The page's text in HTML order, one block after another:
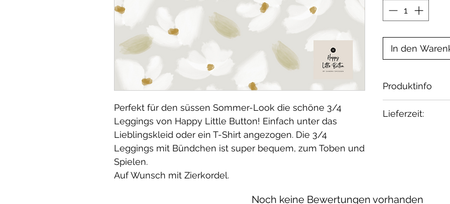
Perfekt für den süssen Sommer-Look die schöne 3/4
Leggings von Happy Little Button! Einfach unter das
Lieblingskleid oder ein T-Shirt angezogen. Die 3/4
Leggings mit Bündchen ist super bequem, zum Toben und
Spielen.
Auf Wunsch mit Zierkordel.
In den
Produktinfo
French Terry,
Lieferzeit:
Noch keine Bewertungen vorhanden